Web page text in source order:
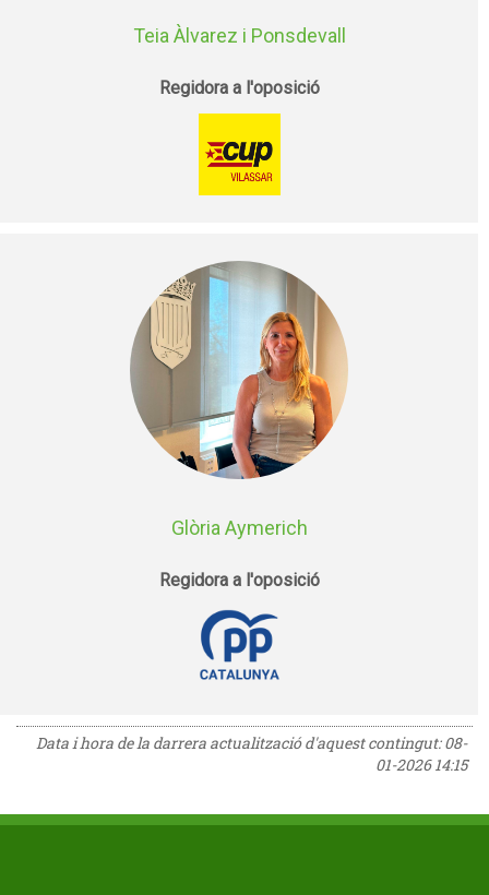
Teia Àlvarez i Ponsdevall
Regidora a l'oposició
Glòria Aymerich
Regidora a l'oposició
Data i hora de la darrera actualització d'aquest contingut:08-
01-2026 14:15